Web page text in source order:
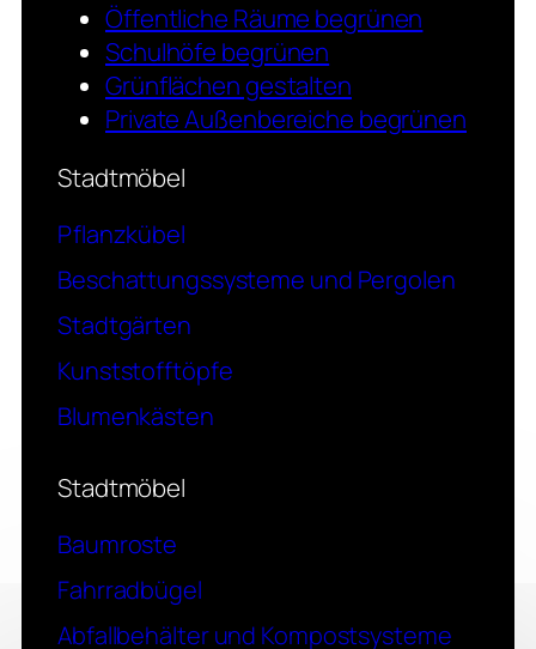
Öffentliche Räume begrünen
Schulhöfe begrünen
Grünflächen gestalten
Private Außenbereiche begrünen
Stadtmöbel
Pflanzkübel
Beschattungssysteme und Pergolen
Stadtgärten
Kunststofftöpfe
Blumenkästen
Stadtmöbel
Baumroste
Fahrradbügel
Abfallbehälter und Kompostsysteme